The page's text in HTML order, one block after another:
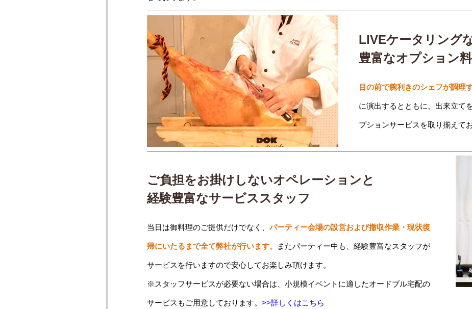
LIVEケータリング
豊富なオプション
目の前で腕利きのシェフが調理
に演出するとともに、出来立て
プションサービスを取り揃えて
ご負担をお掛けしないオペレーションと
経験豊富なサービススタッフ
当日は御料理のご提供だけでなく、パーティー会場の設営および撤収作業・現状復
帰にいたるまで全て弊社が行います。 またパーティー中も、経験豊富なスタッフが
サービスを行いますので安心してお楽しみ頂けます。
※スタッフサービスが必要ない場合は、小規模イベントに適したオードブル宅配の
サービスもご用意しております。 >>詳しくはこちら